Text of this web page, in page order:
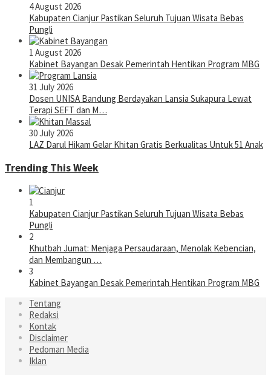
4 August 2026
Kabupaten Cianjur Pastikan Seluruh Tujuan Wisata Bebas
Pungli
1 August 2026
Kabinet Bayangan Desak Pemerintah Hentikan Program MBG
31 July 2026
Dosen UNISA Bandung Berdayakan Lansia Sukapura Lewat
Terapi SEFT dan M…
30 July 2026
LAZ Darul Hikam Gelar Khitan Gratis Berkualitas Untuk 51 Anak
Trending This Week
1
Kabupaten Cianjur Pastikan Seluruh Tujuan Wisata Bebas
Pungli
2
Khutbah Jumat: Menjaga Persaudaraan, Menolak Kebencian,
dan Membangun …
3
Kabinet Bayangan Desak Pemerintah Hentikan Program MBG
Tentang
Redaksi
Kontak
Disclaimer
Pedoman Media
Iklan